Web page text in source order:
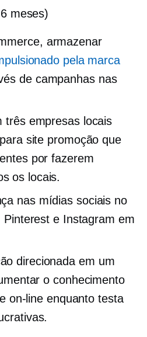
meses)
armazenar
pela marca
de campanhas nas
três empresas locais
site promoção que
por fazerem
os locais.
nas mídias sociais no
Pinterest e Instagram em
direcionada em um
o conhecimento
on-line enquanto testa